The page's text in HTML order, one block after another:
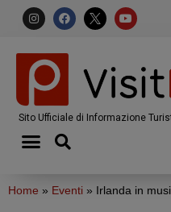
Sito Ufficiale di Informazione
Home » Eventi » Irlanda in